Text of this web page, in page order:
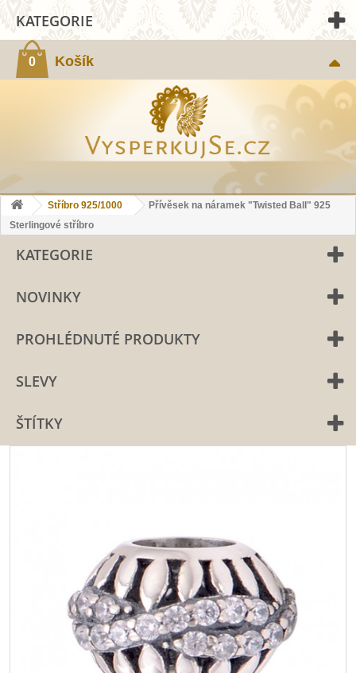
0 Košík
KATEGORIE
Stříbro 925/1000
Přívěsek na náramek "Twisted Ball" 925
Sterlingové stříbro
KATEGORIE
NOVINKY
PROHLÉDNUTÉ PRODUKTY
SLEVY
ŠTÍTKY